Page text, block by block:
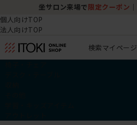
坐サロン来場で 限定クーポン
個人向けTOP
法人向けTOP
検索マイページ